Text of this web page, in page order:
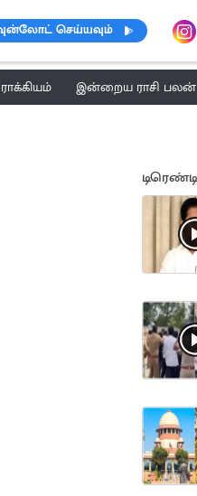
செய்யவும்
இன்றைய ராசி பலன்